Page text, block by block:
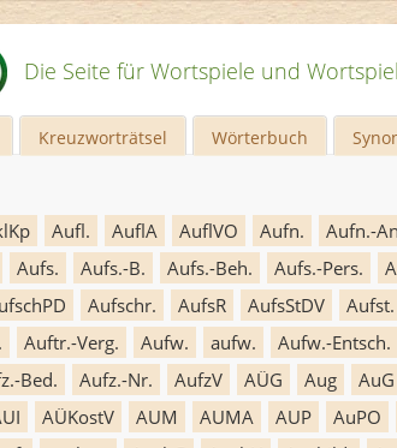
Die Seite für Wortspiele und
Kreuzworträtsel Wörterbuch
Aufl. AuflA AuflVO Aufn. Aufn.-
Aufs. Aufs.-B. Aufs.-Beh. Aufs.-Pers.
Aufschr. AufsR AufsStDV Aufst.
Auftr.-Verg. Aufw. aufw. Aufw.-Entsch.
Bed. Aufz.-Nr. AufzV AÜG Aug AuG
AÜKostV AUM AUMA AUP AuPO